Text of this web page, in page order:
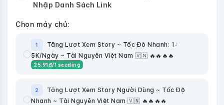
Nhập Danh Sách Link
Chọn máy chủ:
1
Tăng Lượt Xem Story ~ Tốc Độ Nhanh: 1-
5K/Ngày ~ Tài Nguyên Việt Nam 🇻🇳 🔥🔥🔥🔥
25.91đ/1 seeding
2
Tăng Lượt Xem Story Người Dùng ~ Tốc Độ
Nhanh ~ Tài Nguyên Việt Nam 🇻🇳 🔥🔥🔥🔥